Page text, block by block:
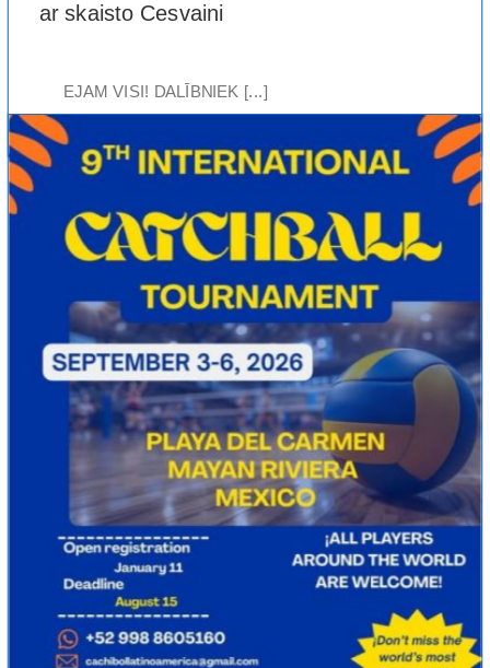
ar skaisto Cesvaini
EJAM VISI! DALĪBNIEK [...]